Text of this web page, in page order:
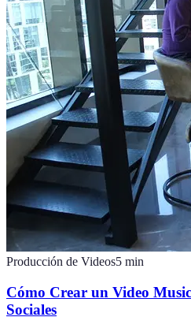
Producción de Videos5 min
Cómo Crear un Video
Sociales